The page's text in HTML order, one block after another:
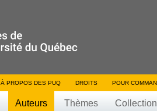
À PROPOS DES PUQ DROITS POUR
Auteurs Thèmes